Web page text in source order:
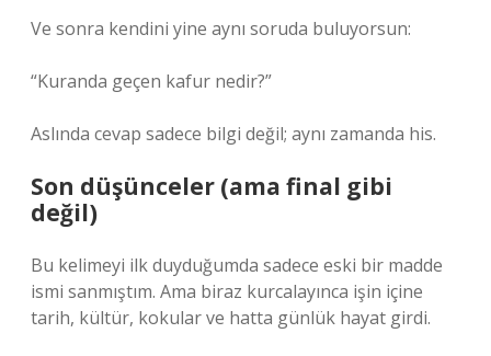
Ve sonra kendini yine aynı soruda buluyorsun:
“Kuranda geçen kafur nedir?”
Aslında cevap sadece bilgi değil; aynı zamanda his.
Son düşünceler (ama final gibi
değil)
Bu kelimeyi ilk duyduğumda sadece eski bir madde
ismi sanmıştım. Ama biraz kurcalayınca işin içine
tarih, kültür, kokular ve hatta günlük hayat girdi.